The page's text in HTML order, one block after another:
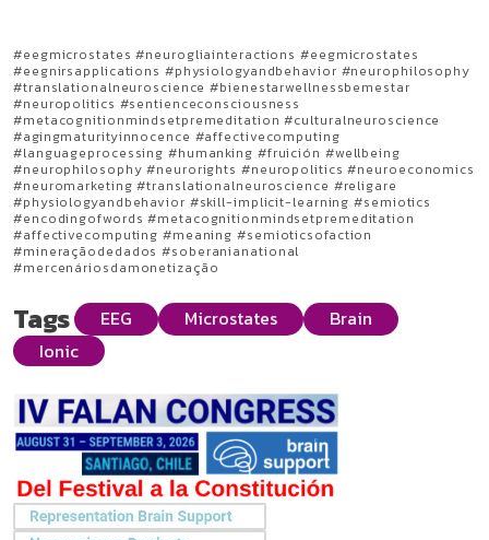
#eegmicrostates #neurogliainteractions #eegmicrostates
#eegnirsapplications #physiologyandbehavior #neurophilosophy
#translationalneuroscience #bienestarwellnessbemestar
#neuropolitics #sentienceconsciousness
#metacognitionmindsetpremeditation #culturalneuroscience
#agingmaturityinnocence #affectivecomputing
#languageprocessing #humanking #fruición #wellbeing
#neurophilosophy #neurorights #neuropolitics #neuroeconomics
#neuromarketing #translationalneuroscience #religare
#physiologyandbehavior #skill-implicit-learning #semiotics
#encodingofwords #metacognitionmindsetpremeditation
#affectivecomputing #meaning #semioticsofaction
#mineraçãodedados #soberanianational
#mercenáriosdamonetização
Tags EEG Microstates
Brain
Ionic